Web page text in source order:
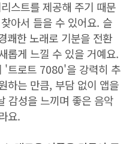
스트를 제공해 주기 때문
아서 들을 수 있어요. 슬
쾌한 노래로 기분을 전환
롭게 느낄 수 있을 거예요.
'트로트 7080'을 강력히 추
하는 만큼, 부담 없이 앱을
감성을 느끼며 좋은 음악
요.